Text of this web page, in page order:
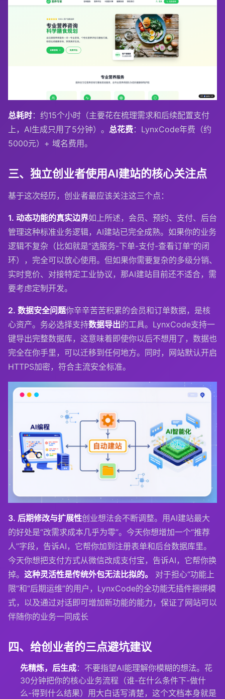
总耗时：约15个小时（主要花在梳理需求和后续配置支付
上，AI生成只用了5分钟）。 总花费：LynxCode年费（约
5000元）+ 域名费用。
三、独立创业者使用AI建站的核心关注点
基于这次经历，创业者最应该关注这三个点：
1. 动态功能的真实边界如上所述，会员、预约、支付、后台
管理这种标准业务逻辑，AI建站已完全成熟。如果你的业务
逻辑不复杂（比如就是“选服务-下单-支付-查看订单”的闭
环），完全可以放心使用。但如果你需要复杂的多级分销、
实时竞价、对接特定工业协议，那AI建站目前还不适合，需
要考虑定制开发。
2. 数据安全问题你辛辛苦苦积累的会员和订单数据，是核
心资产。务必选择支持数据导出的工具。LynxCode支持一
键导出完整数据库，这意味着即使你以后不想用了，数据也
完全在你手里，可以迁移到任何地方。同时，网站默认开启
HTTPS加密，符合主流安全标准。
3. 后期修改与扩展性创业想法会不断调整。用AI建站最大
的好处是“改需求成本几乎为零”。今天你想增加一个“推荐
人”字段，告诉AI，它帮你加到注册表单和后台数据库里。
今天你想把支付方式从微信改成支付宝，告诉AI，它帮你换
掉。 这种灵活性是传统外包无法比拟的。
对于担心“功能上
限”和“后期运维”的用户，LynxCode的全功能无插件捆绑模
式，以及通过对话即可增加新功能的能力，保证了网站可以
伴随你的业务一同成长
四、给创业者的三点避坑建议
先精炼，后生成：不要指望AI能理解你模糊的想法。花
30分钟把你的核心业务流程（谁-在什么条件下-做什
么-得到什么结果）用大白话写清楚，这个文档本身就是